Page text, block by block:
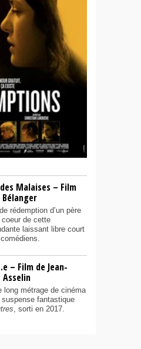
Malaises – Film
Bélanger
rédemption d’un père
de cette
laissant libre court
– Film de Jean-
Asselin
long métrage de cinéma
fantastique
, sorti en 2017.